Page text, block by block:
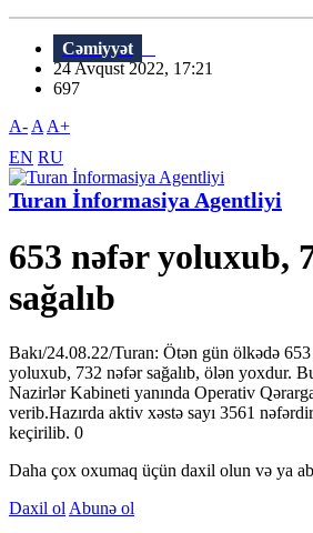
Cəmiyyət
24 Avqust 2022, 17:21
697
A- A A+
EN RU
Turan İnformasiya Agentliyi
653 nəfər yoluxub,
sağalıb
Bakı/24.08.22/Turan: Ötən gün ölkədə
yoluxub, 732 nəfər sağalıb, ölən yoxdur.
Nazirlər Kabineti yanında Operativ
verib.Hazırda aktiv xəstə sayı 3561
keçirilib. 0
Daha çox oxumaq üçün daxil olun və ya
Daxil ol Abunə ol